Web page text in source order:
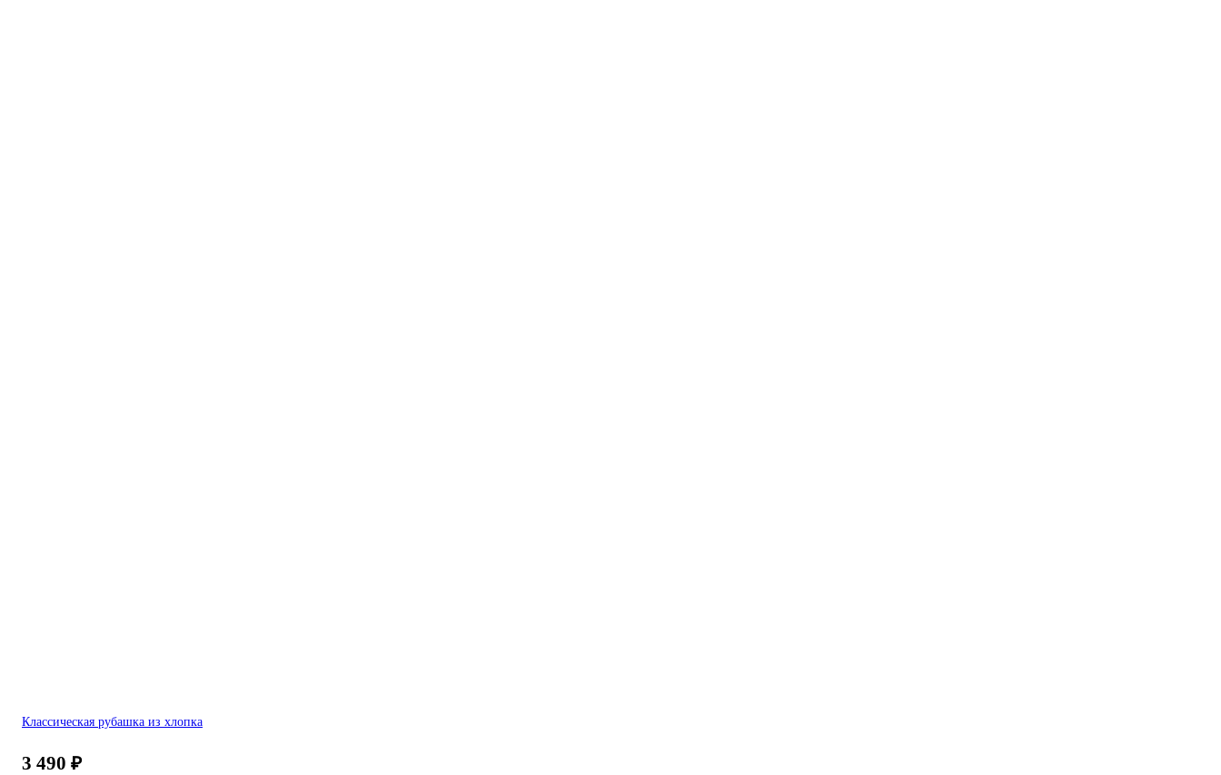
Классическая рубашка из хлопка
3 490 ₽